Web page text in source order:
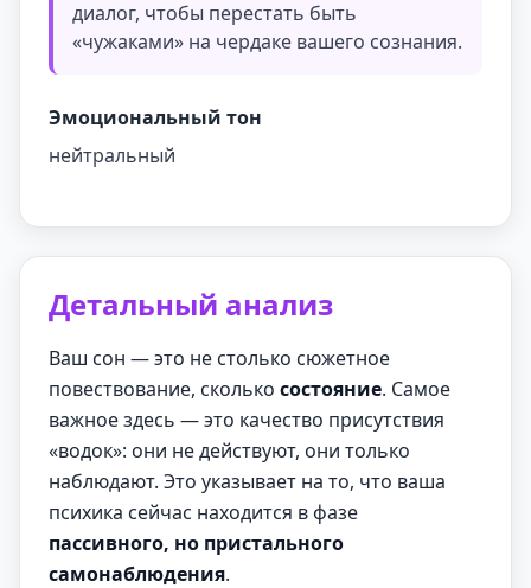
диалог, чтобы перестать быть
«чужаками» на чердаке вашего сознания.
Эмоциональный тон
нейтральный
Детальный анализ
Ваш сон — это не столько сюжетное
повествование, сколько состояние. Самое
важное здесь — это качество присутствия
«водок»: они не действуют, они только
наблюдают. Это указывает на то, что ваша
психика сейчас находится в фазе
пассивного, но пристального
самонаблюдения.